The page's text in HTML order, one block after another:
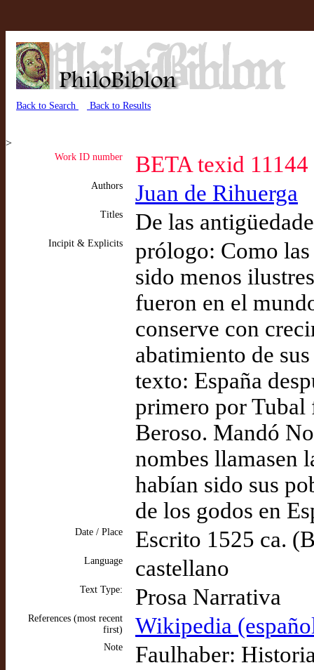
Back to Search Back to Results
>
Work ID number BETA texid 11144
Authors Juan de Rihuerga
Titles De las
Incipit & Explicits
prólogo: Como las
sido menos
fueron en el
conserve con
abatimiento de
texto: España
primero por Tubal
Beroso. Mandó
nombes llamasen
habían sido sus
de los godos en
Date / Place Escrito 1525 ca.
Language castellano
Text Type: Prosa Narrativa
References (most recent
first)
Wikipedia
Note
Faulhaber: